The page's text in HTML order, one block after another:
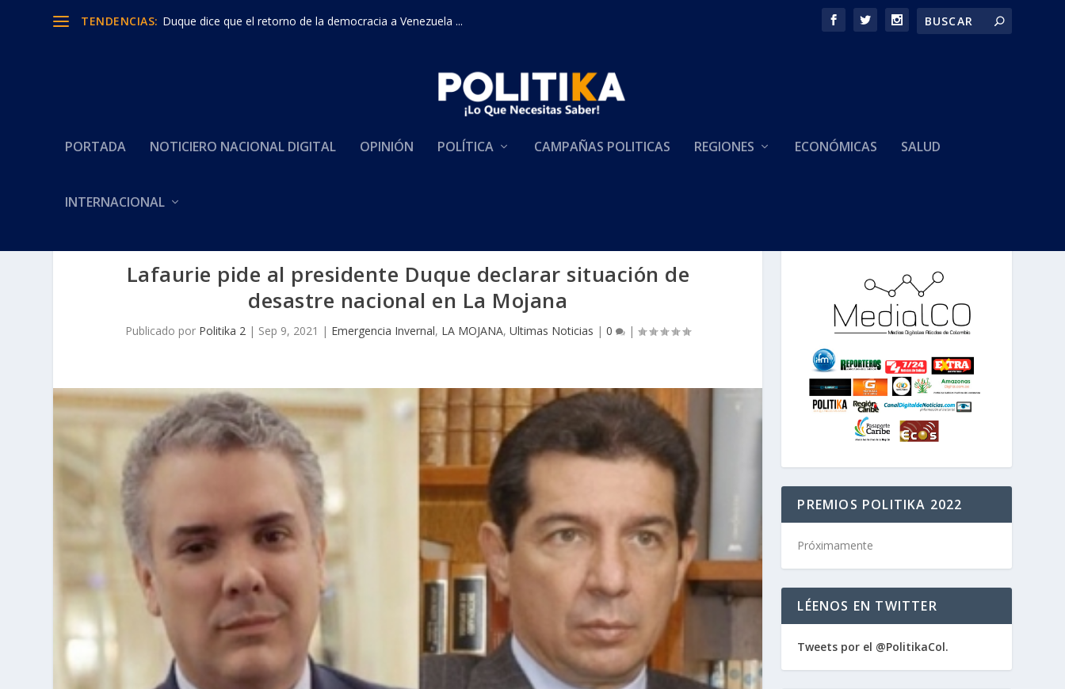
TENDENCIAS: Duque dice que el retorno de la democracia a Venezuela ...
PORTADA NOTICIERO NACIONAL DIGITAL OPINIÓN POLÍTICA CAMPAÑAS POLITICAS REGIONES ECONÓMICAS SALUD
INTERNACIONAL
Lafaurie pide al presidente Duque declarar situación de
desastre nacional en La Mojana
Publicado por Politika 2 | Sep 9, 2021 | Emergencia Invernal, LA MOJANA,Ultimas Noticias |0 |
PREMIOS POLITIKA 2022
Próximamente
LÉENOS EN TWITTER
Tweets por el @PolitikaCol.